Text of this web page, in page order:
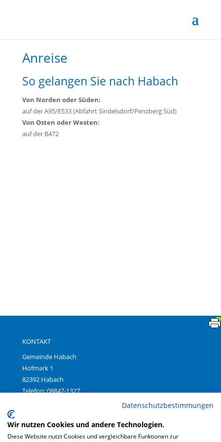
Anreise
So gelangen Sie nach Habach
Von Norden oder Süden:
auf der A95/E533 (Abfahrt Sindelsdorf/Penzberg Süd)
Von Osten oder Westen:
auf der B472
KONTAKT
Gemeinde Habach
Hofmark 1
82392 Habach
Telefon: 08847-1327
Datenschutzbestimmungen
Wir nutzen Cookies und andere Technologien.
Diese Website nutzt Cookies und vergleichbare Funktionen zur